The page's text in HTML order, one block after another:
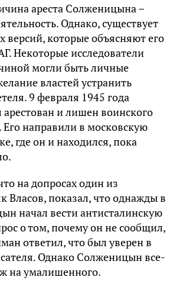
ареста Солженицына –
Однако, существует
версий, которые объясняют его
Некоторые исследователи
могли быть личные
властей устранить
9 февраля 1945 года
и лишен воинского
Его направили в московскую
где он и находился, пока
на допросах один из
Власов, показал, что однажды в
начал вести антисталинскую
о том, почему он не сообщил,
ответил, что был уверен в
Однако Солженицын все-
на умалишенного.